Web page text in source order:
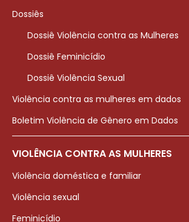
Dossiês
Dossiê Violência contra as Mulheres
Dossiê Feminicídio
Dossiê Violência Sexual
Violência contra as mulheres em dados
Boletim Violência de Gênero em Dados
VIOLÊNCIA CONTRA AS MULHERES
Violência doméstica e familiar
Violência sexual
Feminicídio